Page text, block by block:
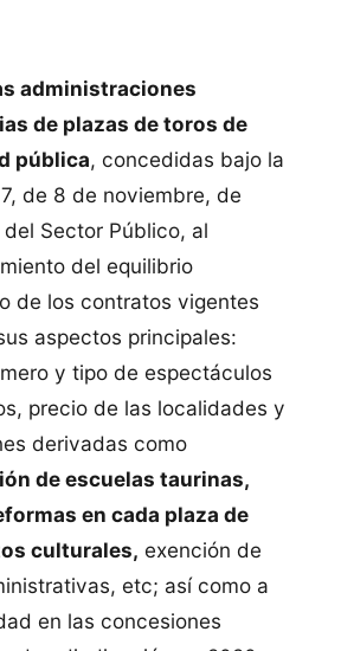
administraciones
de plazas de toros de
pública, concedidas bajo la
de 8 de noviembre, de
Sector Público, al
del equilibrio
de los contratos vigentes
aspectos principales:
y tipo de espectáculos
precio de las localidades y
derivadas como
de escuelas taurinas,
en cada plaza de
culturales, exención de
etc; así como a
en las concesiones